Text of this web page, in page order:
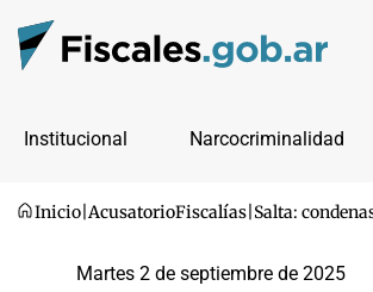
Institucional Narcocriminalidad
Inicio AcusatorioFiscalías Salta:
Martes 2 de septiembre de 2025